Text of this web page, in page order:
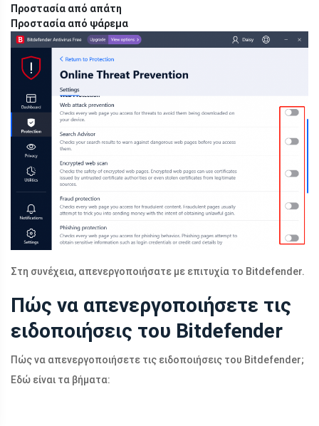
Προστασία από απάτη
Προστασία από ψάρεμα
Στη συνέχεια, απενεργοποιήσατε με επιτυχία το Bitdefender.
Πώς να απενεργοποιήσετε τις
ειδοποιήσεις του Bitdefender
Πώς να απενεργοποιήσετε τις ειδοποιήσεις του Bitdefender;
Εδώ είναι τα βήματα: